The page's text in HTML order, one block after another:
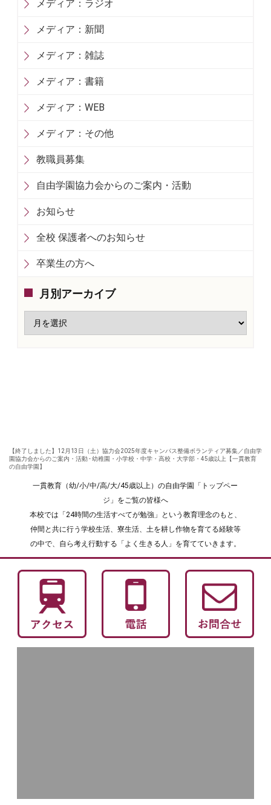
メディア：ラジオ
メディア：新聞
メディア：雑誌
メディア：書籍
メディア：WEB
メディア：その他
教職員募集
自由学園協力会からのご案内・活動
お知らせ
全校 保護者へのお知らせ
卒業生の方へ
月別アーカイブ
【終了しました】12月13日（土）協力会2025年度キャンパス整備ボランティア募集／自由学
園協力会からのご案内・活動 - 幼稚園・小学校・中学・高校・大学部・45歳以上【一貫教育
の自由学園】
一貫教育（幼/小/中/高/大/45歳以上）の自由学園「トップペー
ジ」をご覧の皆様へ
本校では「24時間の生活すべてが勉強」という教育理念のもと、
仲間と共に行う学校生活、寮生活、土を耕し作物を育てる経験等
の中で、自ら考え行動する「よく生きる人」を育てていきます。